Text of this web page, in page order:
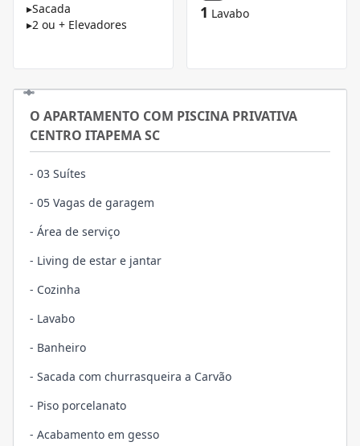
▸Sacada
▸2 ou + Elevadores
1 Lavabo
O APARTAMENTO COM PISCINA PRIVATIVA
CENTRO ITAPEMA SC
- 03 Suítes
- 05 Vagas de garagem
- Área de serviço
- Living de estar e jantar
- Cozinha
- Lavabo
- Banheiro
- Sacada com churrasqueira a Carvão
- Piso porcelanato
- Acabamento em gesso